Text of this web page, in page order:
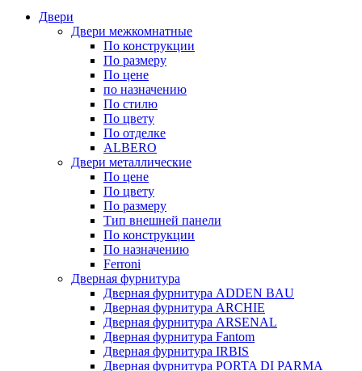
Двери
Двери межкомнатные
По конструкции
По размеру
По цене
по назначению
По стилю
По цвету
По отделке
ALBERO
Двери металлические
По цене
По цвету
По размеру
Тип внешней панели
По конструкции
По назначению
Ferroni
Дверная фурнитура
Дверная фурнитура ADDEN BAU
Дверная фурнитура ARCHIE
Дверная фурнитура ARSENAL
Дверная фурнитура Fantom
Дверная фурнитура IRBIS
Дверная фурнитура PORTA DI PARMA